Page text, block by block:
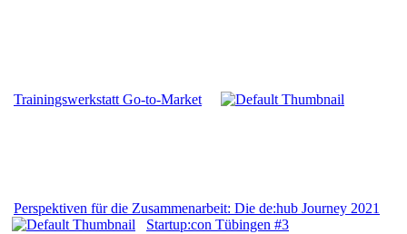
Trainingswerkstatt Go-to-Market
Perspektiven für die Zusammenarbeit: Die de:hub Journey 2021
Startup:con Tübingen #3